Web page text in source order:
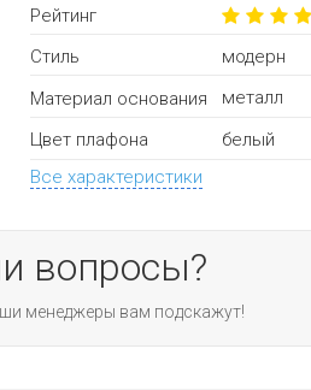
Рейтинг
Стиль
модерн
Материал основания
металл
Цвет плафона
белый
Все характеристики
вопросы?
менеджеры вам подскажут!